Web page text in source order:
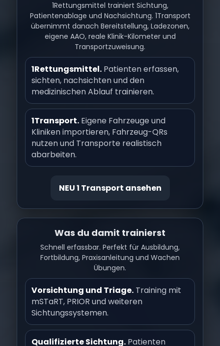
1Rettungsmittel trainiert Sichtung,
Patientenablage und Nachsichtung. 1Transport
übernimmt danach Bereitstellung, Ladezonen,
eigene AAO, reale Klinik-Kilometer und
Transportzuweisung.
1Rettungsmittel.Patienten erfassen,
sichten, nachsichten und den
medizinischen Ablauf trainieren.
1Transport.Eigene Fahrzeuge und
Kliniken importieren, Fahrzeug-QRs
nutzen und Transporte realistisch
abarbeiten.
NEU 1 Transport ansehen
Was du damit trainierst
Schnell erfassbar. Perfekt für Ausbildung,
Fortbildung, Praxisanleitung und Wachen
Übungen.
Vorsichtung und Triage.Training mit
mSTaRT, PRIOR und weiteren
Sichtungssystemen.
Qualifizierte Sichtung.Patienten